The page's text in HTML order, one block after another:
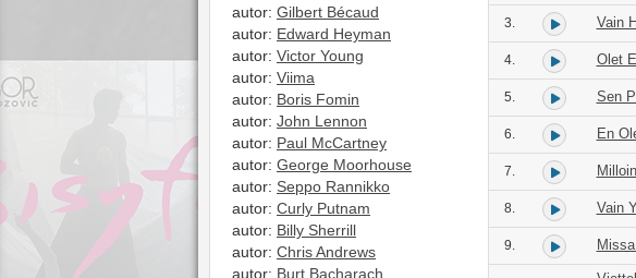
autor: Gilbert Bécaud
autor: Edward Heyman
autor: Victor Young
autor: Viima
autor: Boris Fomin
autor: John Lennon
autor: Paul McCartney
autor: George Moorhouse
autor: Seppo Rannikko
autor: Curly Putnam
autor: Billy Sherrill
autor: Chris Andrews
autor: Burt Bacharach
3. Vain
4. Olet
5. Sen
6. En
7.
8. Vain
9.